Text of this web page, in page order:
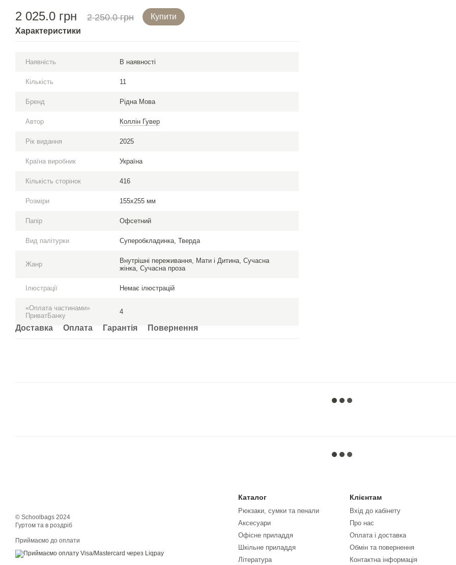
2 025.0 грн 2 250.0 грн Купити
Характеристики
Наявність В наявності
Кількість 11
Бренд Рідна Мова
Автор Коллін Гувер
Рік видання 2025
Країна виробник Україна
Кількість сторінок 416
Розміри 155х255 мм
Папір Офсетний
Вид палітурки Суперобкладинка, Тверда
Жанр
Внутрішні переживання, Мати і Дитина, Сучасна
жінка, Сучасна проза
Ілюстрації Немає ілюстрацій
«Оплата частинами»
ПриватБанку
4
Доставка Оплата Гарантія Повернення
© Schoolbags 2024
Гуртом та в роздріб
Приймаємо до оплати
Каталог
Рюкзаки, сумки та пенали
Аксесуари
Офісне приладдя
Шкільне приладдя
Література
Клієнтам
Вхід до кабінету
Про нас
Оплата і доставка
Обмін та повернення
Контактна інформація